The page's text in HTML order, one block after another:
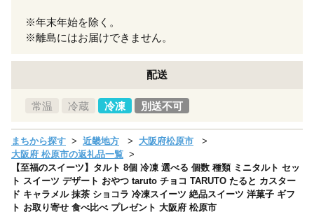
※年末年始を除く。
※離島にはお届けできません。
配送
常温 冷蔵 冷凍 別送不可
まちから探す 近畿地方
大阪府松原市
大阪府 松原市の返礼品一覧
【至福のスイーツ】タルト 8個 冷凍 選べる 個数 種類 ミニタルト セッ
ト スイーツ デザート おやつ taruto チョコ TARUTO たると カスター
ド キャラメル 抹茶 ショコラ 冷凍スイーツ 絶品スイーツ 洋菓子 ギフ
ト お取り寄せ 食べ比べ プレゼント 大阪府 松原市